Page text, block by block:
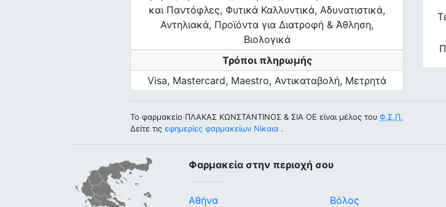
και Παντόφλες, Φυτικά Καλλυντικά, Αδυνατιστικά,
Αντηλιακά, Προϊόντα για Διατροφή & Άθληση,
Βιολογικά
Τρόποι πληρωμής
Visa, Mastercard, Maestro, Αντικαταβολή, Μετρητά
Το φαρμακείο ΠΛΑΚΑΣ ΚΩΝΣΤΑΝΤΙΝΟΣ & ΣΙΑ ΟΕ είναι μέλος του Φ.Σ.Π.
Δείτε τις εφημερίες φαρμακείων Νίκαια .
Φαρμακεία στην περιοχή σου
Αθήνα
Βόλος